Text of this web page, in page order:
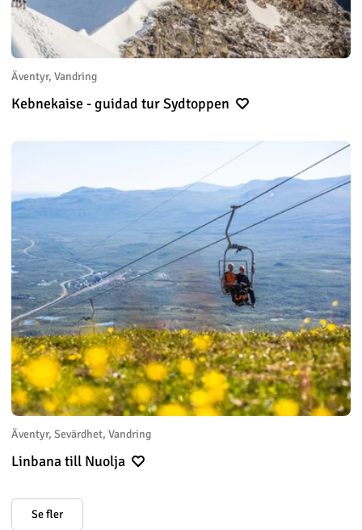
Äventyr, Vandring
Kebnekaise - guidad tur Sydtoppen
Äventyr, Sevärdhet, Vandring
Linbana till Nuolja
Se fler